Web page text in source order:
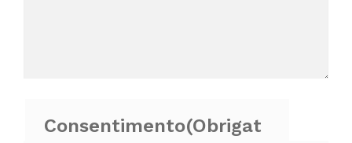
Consentimento(Obrigat